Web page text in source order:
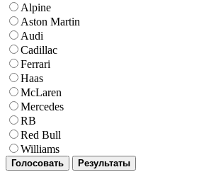
Alpine
Aston Martin
Audi
Cadillac
Ferrari
Haas
McLaren
Mercedes
RB
Red Bull
Williams
Голосовать Результаты